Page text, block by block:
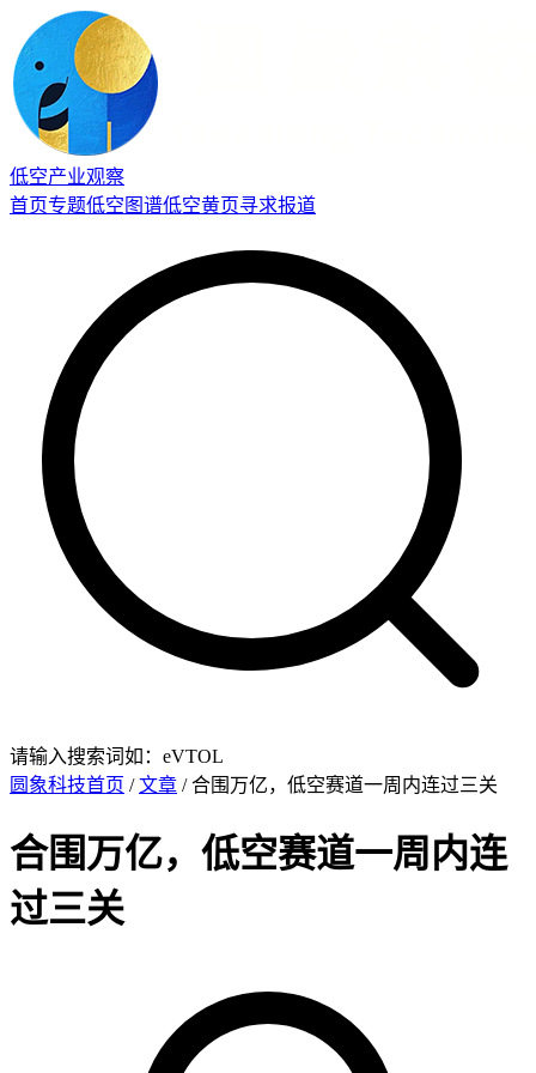
低空产业观察
首页专题低空图谱低空黄页寻求报道
请输入搜索词如：eVTOL
圆象科技首页 /文章 / 合围万亿，低空赛道一周内连过三关
合围万亿，低空赛道一周内连
过三关